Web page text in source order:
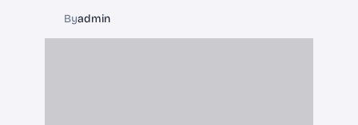
Byadmin